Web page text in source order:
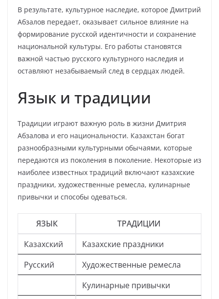
В результате, культурное наследие, которое Дмитрий
Абзалов передает, оказывает сильное влияние на
формирование русской идентичности и сохранение
национальной культуры. Его работы становятся
важной частью русского культурного наследия и
оставляют незабываемый след в сердцах людей.
Язык и традиции
Традиции играют важную роль в жизни Дмитрия
Абзалова и его национальности. Казахстан богат
разнообразными культурными обычаями, которые
передаются из поколения в поколение. Некоторые из
наиболее известных традиций включают казахские
праздники, художественные ремесла, кулинарные
привычки и способы одеваться.
ЯЗЫК
ТРАДИЦИИ
Казахский
Казахские праздники
Русский
Художественные ремесла
Кулинарные привычки